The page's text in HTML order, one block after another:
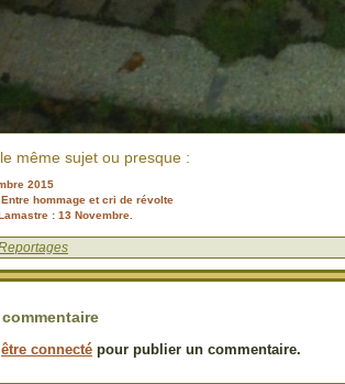
même sujet ou presque :
2015
hommage et cri de révolte
: 13 Novembre.
être connecté pour publier un commentaire.